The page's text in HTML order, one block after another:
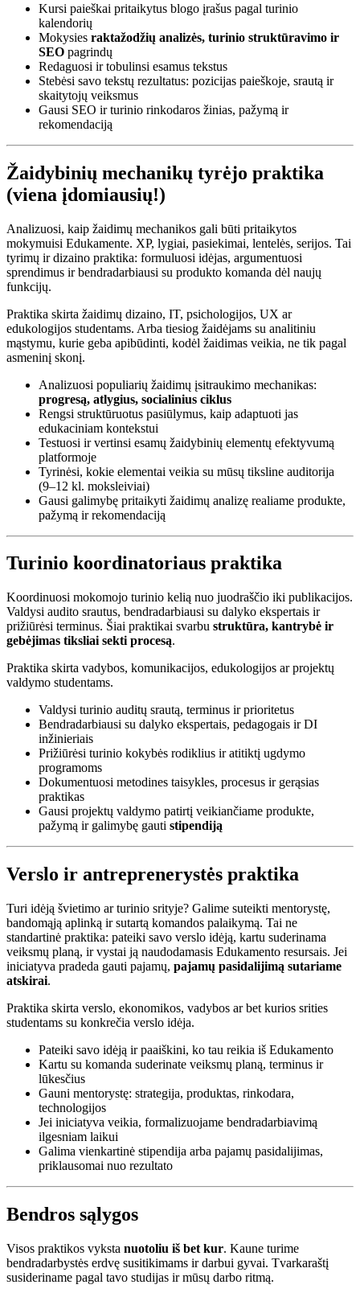
Kursi paieškai pritaikytus blogo įrašus pagal turinio
kalendorių
Mokysies raktažodžių analizės, turinio struktūravimo ir
SEO pagrindų
Redaguosi ir tobulinsi esamus tekstus
Stebėsi savo tekstų rezultatus: pozicijas paieškoje, srautą ir
skaitytojų veiksmus
Gausi SEO ir turinio rinkodaros žinias, pažymą ir
rekomendaciją
Žaidybinių mechanikų tyrėjo praktika
(viena įdomiausių!)
Analizuosi, kaip žaidimų mechanikos gali būti pritaikytos
mokymuisi Edukamente. XP, lygiai, pasiekimai, lentelės, serijos. Tai
tyrimų ir dizaino praktika: formuluosi idėjas, argumentuosi
sprendimus ir bendradarbiausi su produkto komanda dėl naujų
funkcijų.
Praktika skirta žaidimų dizaino, IT, psichologijos, UX ar
edukologijos studentams. Arba tiesiog žaidėjams su analitiniu
mąstymu, kurie geba apibūdinti, kodėl žaidimas veikia, ne tik pagal
asmeninį skonį.
Analizuosi populiarių žaidimų įsitraukimo mechanikas:
progresą, atlygius, socialinius ciklus
Rengsi struktūruotus pasiūlymus, kaip adaptuoti jas
edukaciniam kontekstui
Testuosi ir vertinsi esamų žaidybinių elementų efektyvumą
platformoje
Tyrinėsi, kokie elementai veikia su mūsų tiksline auditorija
(9–12 kl. moksleiviai)
Gausi galimybę pritaikyti žaidimų analizę realiame produkte,
pažymą ir rekomendaciją
Turinio koordinatoriaus praktika
Koordinuosi mokomojo turinio kelią nuo juodraščio iki publikacijos.
Valdysi audito srautus, bendradarbiausi su dalyko ekspertais ir
prižiūrėsi terminus. Šiai praktikai svarbu struktūra, kantrybė ir
gebėjimas tiksliai sekti procesą.
Praktika skirta vadybos, komunikacijos, edukologijos ar projektų
valdymo studentams.
Valdysi turinio auditų srautą, terminus ir prioritetus
Bendradarbiausi su dalyko ekspertais, pedagogais ir DI
inžinieriais
Prižiūrėsi turinio kokybės rodiklius ir atitiktį ugdymo
programoms
Dokumentuosi metodines taisykles, procesus ir gerąsias
praktikas
Gausi projektų valdymo patirtį veikiančiame produkte,
pažymą ir galimybę gauti stipendiją
Verslo ir antreprenerystės praktika
Turi idėją švietimo ar turinio srityje? Galime suteikti mentorystę,
bandomąją aplinką ir sutartą komandos palaikymą. Tai ne
standartinė praktika: pateiki savo verslo idėją, kartu suderinama
veiksmų planą, ir vystai ją naudodamasis Edukamento resursais. Jei
iniciatyva pradeda gauti pajamų, pajamų pasidalijimą sutariame
atskirai.
Praktika skirta verslo, ekonomikos, vadybos ar bet kurios srities
studentams su konkrečia verslo idėja.
Pateiki savo idėją ir paaiškini, ko tau reikia iš Edukamento
Kartu su komanda suderinate veiksmų planą, terminus ir
lūkesčius
Gauni mentorystę: strategija, produktas, rinkodara,
technologijos
Jei iniciatyva veikia, formalizuojame bendradarbiavimą
ilgesniam laikui
Galima vienkartinė stipendija arba pajamų pasidalijimas,
priklausomai nuo rezultato
Bendros sąlygos
Visos praktikos vyksta nuotoliu iš bet kur. Kaune turime
bendradarbystės erdvę susitikimams ir darbui gyvai. Tvarkaraštį
susideriname pagal tavo studijas ir mūsų darbo ritmą.